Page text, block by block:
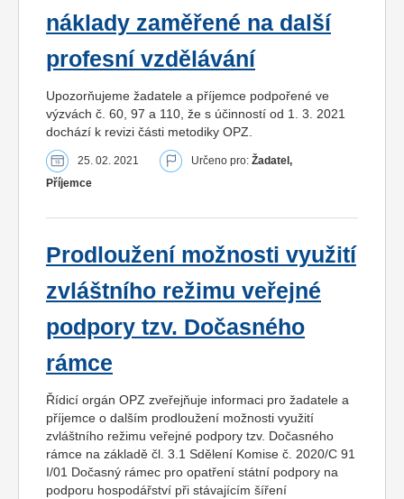
náklady zaměřené na další
profesní vzdělávání
Upozorňujeme žadatele a příjemce podpořené ve
výzvách č. 60, 97 a 110, že s účinností od 1. 3. 2021
dochází k revizi části metodiky OPZ.
25. 02. 2021 Určeno pro: Žadatel,
Příjemce
Prodloužení možnosti využití
zvláštního režimu veřejné
podpory tzv. Dočasného
rámce
Řídicí orgán OPZ zveřejňuje informaci pro žadatele a
příjemce o dalším prodloužení možnosti využití
zvláštního režimu veřejné podpory tzv. Dočasného
rámce na základě čl. 3.1 Sdělení Komise č. 2020/C 91
I/01 Dočasný rámec pro opatření státní podpory na
podporu hospodářství při stávajícím šíření